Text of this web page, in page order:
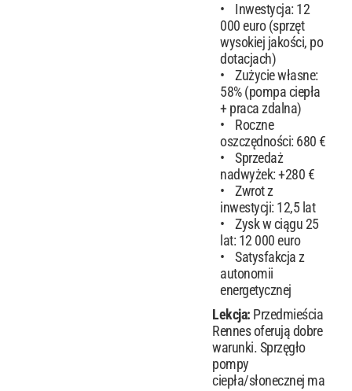
Inwestycja: 12
000 euro (sprzęt
wysokiej jakości, po
dotacjach)
Zużycie własne:
58% (pompa ciepła
+ praca zdalna)
Roczne
oszczędności: 680 €
Sprzedaż
nadwyżek: +280 €
Zwrot z
inwestycji: 12,5 lat
Zysk w ciągu 25
lat: 12 000 euro
Satysfakcja z
autonomii
energetycznej
Lekcja: Przedmieścia
Rennes oferują dobre
warunki. Sprzęgło
pompy
ciepła/słonecznej ma